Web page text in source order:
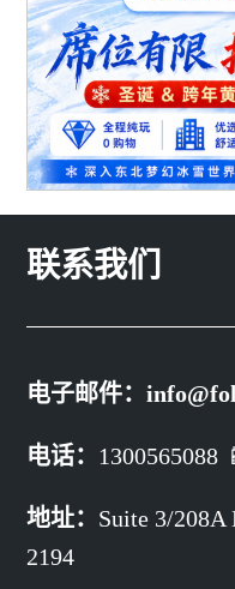
联系我们
电子邮件：
电话： 1300565088
地址： Suite 3/
2194